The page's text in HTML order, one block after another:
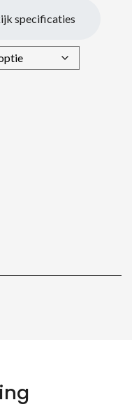
specificaties